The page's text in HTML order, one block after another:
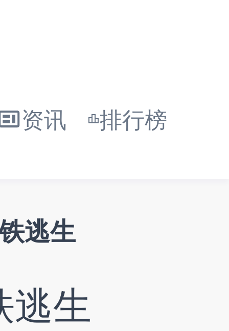
资讯 排行榜
逃生
生